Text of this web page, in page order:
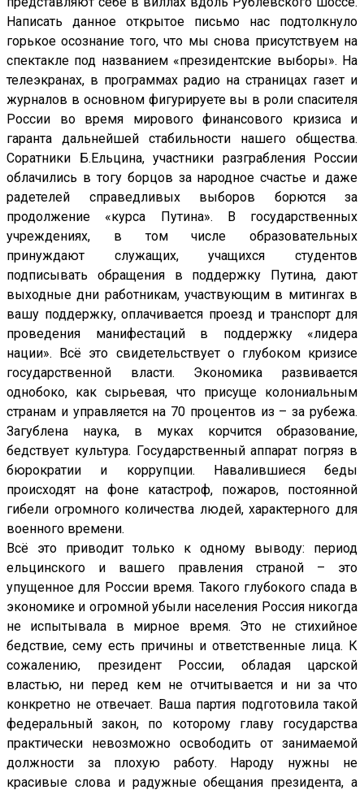
Всё это приводит только к одному выводу: период
ельцинского и вашего правления страной – это
упущенное для России время. Такого глубокого спада в
экономике и огромной убыли населения Россия никогда
не испытывала в мирное время. Это не стихийное
бедствие, сему есть причины и ответственные лица. К
сожалению, президент России, обладая царской
властью, ни перед кем не отчитывается и ни за что
конкретно не отвечает. Ваша партия подготовила такой
федеральный закон, по которому главу государства
практически невозможно освободить от занимаемой
должности за плохую работу. Народу нужны не
красивые слова и радужные обещания президента, а